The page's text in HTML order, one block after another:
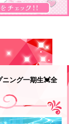
ニング一期生💓全